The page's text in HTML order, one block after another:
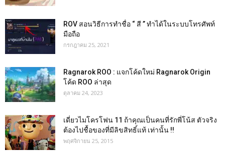
ROV สอนวิธีการทำชื่อ “ สี ” ทำได้ในระบบโทรศัพท์
มือถือ
กรกฎาคม 25, 2021
Ragnarok ROO : แจกโค้ดใหม่ Ragnarok Origin
โค้ด ROO ล่าสุด
ตุลาคม 24, 2023
เดี่ยวไมโครโฟน 11 ถ้าคุณเป็นคนที่รักพี่โน้ส ตัวจริง
ต้องไปชื้อของที่มีลิขสิทธิ์แท้ เท่านั้น !!
พฤศจิกายน 25, 2015